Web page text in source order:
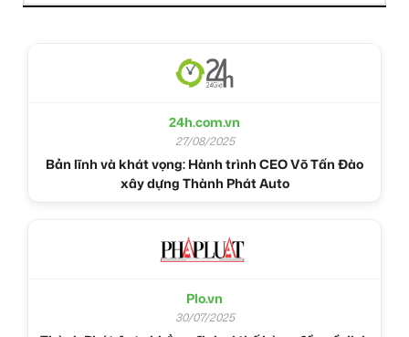
24h.com.vn
27/08/2025
Bản lĩnh và khát vọng: Hành trình CEO Võ Tấn Đào
xây dựng Thành Phát Auto
Plo.vn
30/07/2025